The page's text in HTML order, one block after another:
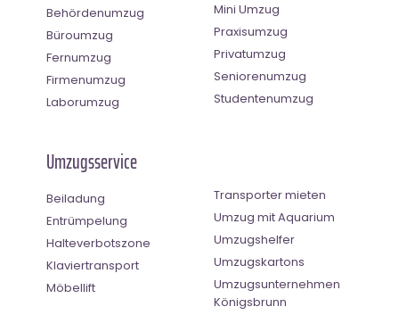
Behördenumzug
Büroumzug
Fernumzug
Firmenumzug
Laborumzug
Mini Umzug
Praxisumzug
Privatumzug
Seniorenumzug
Studentenumzug
Umzugsservice
Beiladung
Entrümpelung
Halteverbotszone
Klaviertransport
Möbellift
Transporter mieten
Umzug mit Aquarium
Umzugshelfer
Umzugskartons
Umzugsunternehmen
Königsbrunn